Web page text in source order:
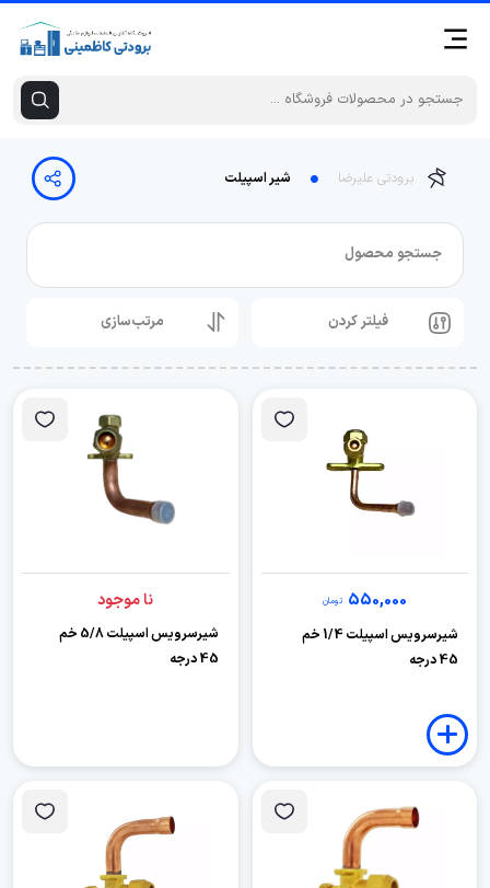
برودتی علیرضا شیر اسپیلت
جستجو محصول
فیلتر کردن مرتب‌سازی
550,000 تومان
شیرسرویس اسپیلت 1/4 خم
45 درجه
نا موجود
شیرسرویس اسپیلت 5/8 خم
45 درجه